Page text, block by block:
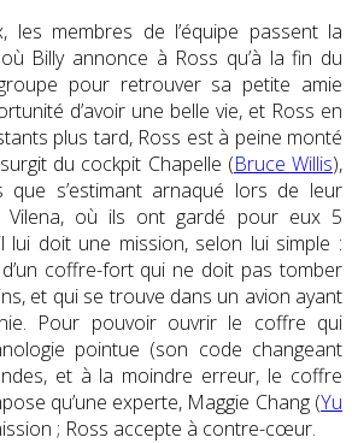
les membres de l’équipe passent la
Billy annonce à Ross qu’à la fin du
pour retrouver sa petite amie
d’avoir une belle vie, et Ross en
plus tard, Ross est à peine monté
du cockpit Chapelle (Bruce Willis),
que s’estimant arnaqué lors de leur
Vilena, où ils ont gardé pour eux 5
lui doit une mission, selon lui simple :
coffre-fort qui ne doit pas tomber
et qui se trouve dans un avion ayant
Pour pouvoir ouvrir le coffre qui
pointue (son code changeant
et à la moindre erreur, le coffre
qu’une experte, Maggie Chang (Yu
; Ross accepte à contre-cœur.